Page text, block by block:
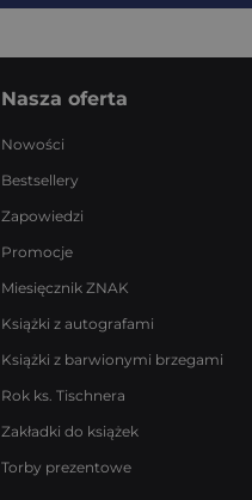
Nasza oferta
Nowości
Bestsellery
Zapowiedzi
Promocje
Miesięcznik ZNAK
Książki z autografami
Książki z barwionymi brzegami
Rok ks. Tischnera
Zakładki do książek
Torby prezentowe